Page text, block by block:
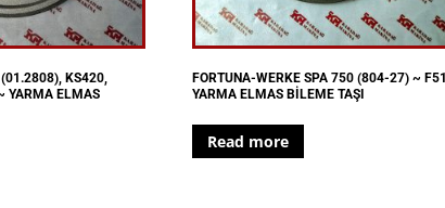
KS420,
YARMA ELMAS
FORTUNA-WERKE SPA 750 (804-27) ~ F51
YARMA ELMAS BİLEME TAŞI
Read more